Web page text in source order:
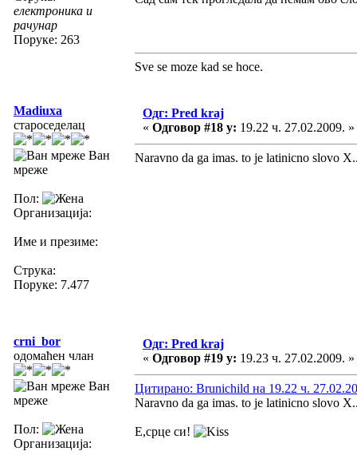
електроника и
рачунар
Поруке: 263
Sve se moze kad se hoce.
Madiuxa
староседелац
Ван
мреже
Пол:
Организација:
Име и презиме:
Струка:
Поруке: 7.477
Одг: Pred kraj
« Одговор #18 у: 19.22 ч. 27.02.2009. »
Naravno da ga imas. to je latinicno slovo
crni_bor
одомаћен члан
Ван
мреже
Пол:
Организација:
Одг: Pred kraj
« Одговор #19 у: 19.23 ч. 27.02.2009. »
Цитирано: Brunichild на 19.22 ч.
Naravno da ga imas. to je latinicno slovo
Е,срце си!